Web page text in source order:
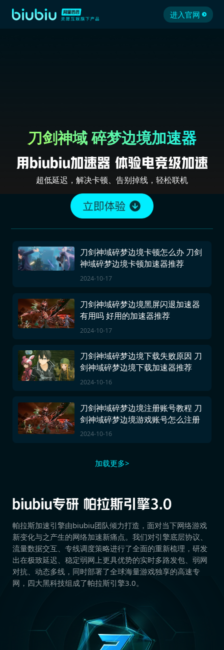
进入官网
刀剑神域 碎梦边境加速器
超低延迟，解决卡顿、告别掉线，轻松联机
刀剑神域碎梦边境卡顿怎么办 刀剑
神域碎梦边境卡顿加速器推荐
2024-10-17
刀剑神域碎梦边境黑屏闪退加速器
有用吗 好用的加速器推荐
2024-10-17
刀剑神域碎梦边境下载失败原因 刀
剑神域碎梦边境下载加速器推荐
2024-10-16
刀剑神域碎梦边境注册账号教程 刀
剑神域碎梦边境游戏账号怎么注册
2024-10-16
加载更多>
帕拉斯加速引擎由biubiu团队倾力打造，面对当下网络游戏
新变化与之产生的网络加速新痛点。我们对引擎底层协议、
流量数据交互、专线调度策略进行了全面的重新梳理，研发
出在极致延迟、稳定弱网上更具优势的实时多路发包、弱网
对抗、动态多线，同时部署了全球海量游戏独享的高速专
网，四大黑科技组成了帕拉斯引擎3.0。